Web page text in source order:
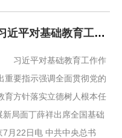
习近平对基础教育工作作出重要指示
习近平对基础教育工作作
重要指示强调全面贯彻党的
育方针落实立德树人根本任
局面丁薛祥出席全国基础
月22日电 中共中央总书